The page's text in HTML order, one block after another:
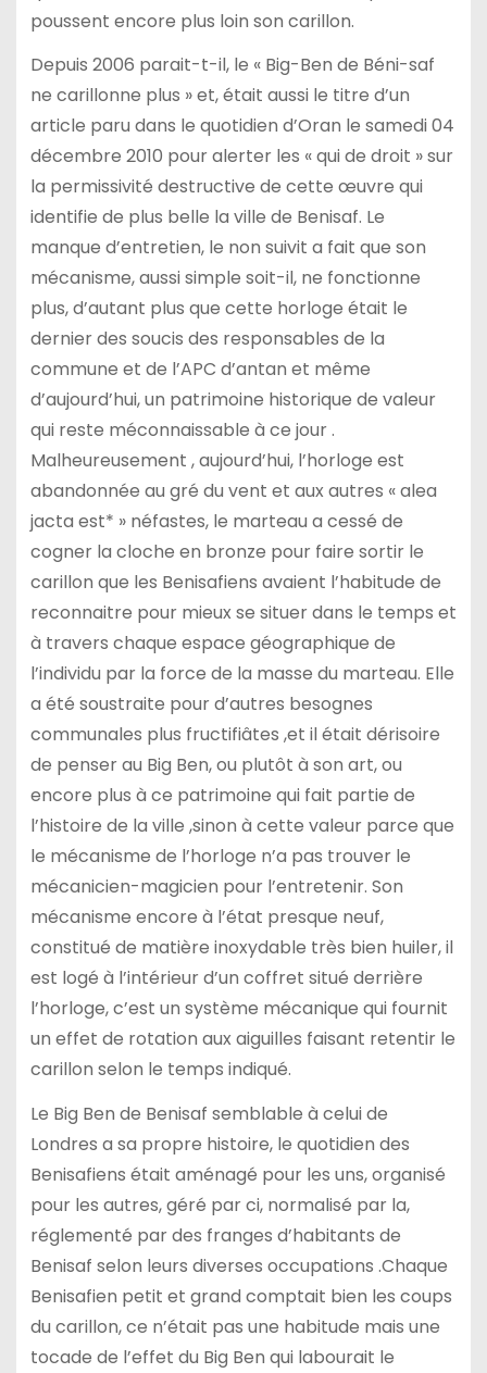
poussent encore plus loin son carillon.
Depuis 2006 parait-t-il, le « Big-Ben de Béni-saf
ne carillonne plus » et, était aussi le titre d’un
article paru dans le quotidien d’Oran le samedi 04
décembre 2010 pour alerter les « qui de droit » sur
la permissivité destructive de cette œuvre qui
identifie de plus belle la ville de Benisaf. Le
manque d’entretien, le non suivit a fait que son
mécanisme, aussi simple soit-il, ne fonctionne
plus, d’autant plus que cette horloge était le
dernier des soucis des responsables de la
commune et de l’APC d’antan et même
d’aujourd’hui, un patrimoine historique de valeur
qui reste méconnaissable à ce jour .
Malheureusement , aujourd’hui, l’horloge est
abandonnée au gré du vent et aux autres « alea
jacta est* » néfastes, le marteau a cessé de
cogner la cloche en bronze pour faire sortir le
carillon que les Benisafiens avaient l’habitude de
reconnaitre pour mieux se situer dans le temps et
à travers chaque espace géographique de
l’individu par la force de la masse du marteau. Elle
a été soustraite pour d’autres besognes
communales plus fructifiâtes ,et il était dérisoire
de penser au Big Ben, ou plutôt à son art, ou
encore plus à ce patrimoine qui fait partie de
l’histoire de la ville ,sinon à cette valeur parce que
le mécanisme de l’horloge n’a pas trouver le
mécanicien-magicien pour l’entretenir. Son
mécanisme encore à l’état presque neuf,
constitué de matière inoxydable très bien huiler, il
est logé à l’intérieur d’un coffret situé derrière
l’horloge, c’est un système mécanique qui fournit
un effet de rotation aux aiguilles faisant retentir le
carillon selon le temps indiqué.
Le Big Ben de Benisaf semblable à celui de
Londres a sa propre histoire, le quotidien des
Benisafiens était aménagé pour les uns, organisé
pour les autres, géré par ci, normalisé par la,
réglementé par des franges d’habitants de
Benisaf selon leurs diverses occupations .Chaque
Benisafien petit et grand comptait bien les coups
du carillon, ce n’était pas une habitude mais une
tocade de l’effet du Big Ben qui labourait le